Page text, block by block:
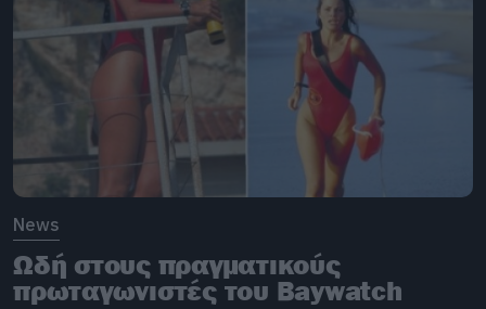
News
Ωδή στους πραγματικούς
πρωταγωνιστές του Baywatch